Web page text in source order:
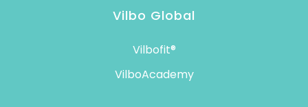
Vilbo Global
Vilbofit®
VilboAcademy